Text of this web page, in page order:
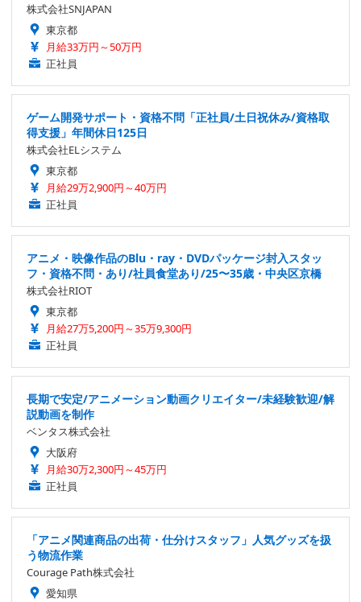
株式会社SNJAPAN
東京都
月給33万円～50万円
正社員
ゲーム開発サポート・資格不問「正社員/土日祝休み/資格取
得支援」年間休日125日
株式会社ELシステム
東京都
月給29万2,900円～40万円
正社員
アニメ・映像作品のBlu・ray・DVDパッケージ封入スタッ
フ・資格不問・あり/社員食堂あり/25〜35歳・中央区京橋
株式会社RIOT
東京都
月給27万5,200円～35万9,300円
正社員
長期で安定/アニメーション動画クリエイター/未経験歓迎/解
説動画を制作
ベンタス株式会社
大阪府
月給30万2,300円～45万円
正社員
「アニメ関連商品の出荷・仕分けスタッフ」人気グッズを扱
う物流作業
Courage Path株式会社
愛知県